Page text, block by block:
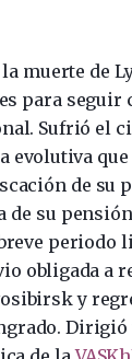
muerte de
para seguir
Sufrió el
evolutiva
de su
de su
periodo
obligada a
y